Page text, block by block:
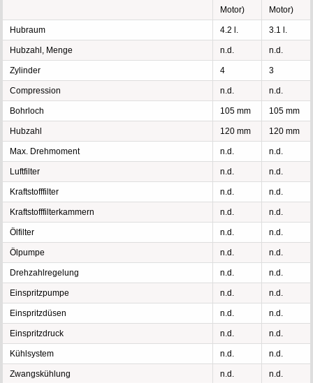
Motor)
Motor)
Hubraum 4.2 l. 3.1 l.
Hubzahl, Menge n.d. n.d.
Zylinder 4 3
Compression n.d. n.d.
Bohrloch 105 mm 105 mm
Hubzahl 120 mm 120 mm
Max. Drehmoment n.d. n.d.
Luftfilter n.d. n.d.
Kraftstofffilter n.d. n.d.
Kraftstofffilterkammern n.d. n.d.
Ölfilter n.d. n.d.
Ölpumpe n.d. n.d.
Drehzahlregelung n.d. n.d.
Einspritzpumpe n.d. n.d.
Einspritzdüsen n.d. n.d.
Einspritzdruck n.d. n.d.
Kühlsystem n.d. n.d.
Zwangskühlung n.d. n.d.